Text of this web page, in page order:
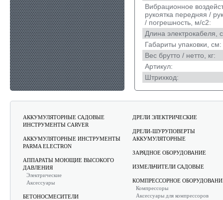
Вибрационное
рукоятка передняя /
/ погрешность, м/с2:
Длина электрокабеля,
Габариты упаковки, см:
Вес брутто / нетто, кг:
Артикул:
Штрихкод:
АККУМУЛЯТОРНЫЕ САДОВЫЕ
ИНСТРУМЕНТЫ CARVER
АККУМУЛЯТОРНЫЕ ИНСТРУМЕНТЫ
PARMA ELECTRON
АППАРАТЫ МОЮЩИЕ ВЫСОКОГО
ДАВЛЕНИЯ
Электрические
Аксессуары
БЕТОНОСМЕСИТЕЛИ
ДРЕЛИ ЭЛЕКТРИЧЕСКИЕ
ДРЕЛИ-ШУРУПОВЕРТЫ
АККУМУЛЯТОРНЫЕ
ЗАРЯДНОЕ ОБОРУДОВАНИЕ
ИЗМЕЛЬЧИТЕЛИ САДОВЫЕ
КОМПРЕССОРНОЕ
Компрессоры
Аксессуары для компрессоров